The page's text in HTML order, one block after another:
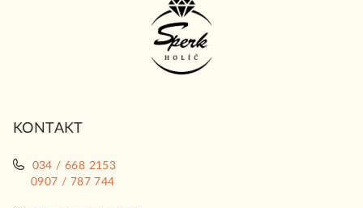
KONTAKT
034 / 668 2153
0907 / 787 744